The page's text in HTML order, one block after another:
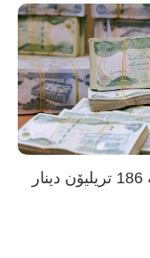
عێراق زیاتر لە 186 تریلیۆن دینار